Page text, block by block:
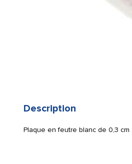
Description
Plaque en feutre blanc de 0,3 cm